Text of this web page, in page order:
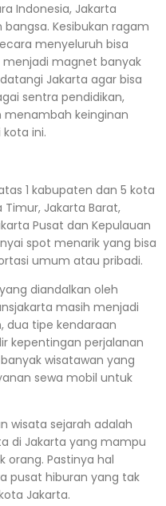
Indonesia, Jakarta
Kesibukan ragam
menyeluruh bisa
menjadi magnet banyak
Jakarta agar bisa
sentra pendidikan,
menambah keinginan
ini.
1 kabupaten dan 5 kota
Jakarta Barat,
Pusat dan Kepulauan
spot menarik yang bisa
umum atau pribadi.
diandalkan oleh
masih menjadi
dua tipe kendaraan
kepentingan perjalanan
wisatawan yang
sewa mobil untuk
wisata sejarah adalah
di Jakarta yang mampu
orang. Pastinya hal
pusat hiburan yang tak
Jakarta.